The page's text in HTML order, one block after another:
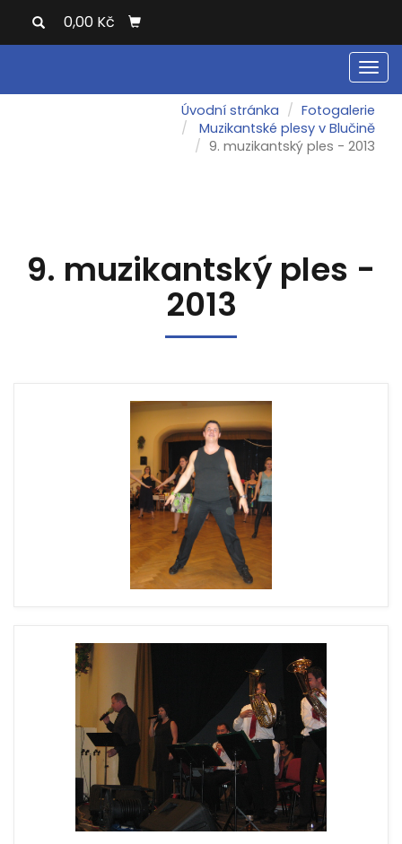
0,00 Kč
Úvodní stránka
Fotogalerie
Muzikantské plesy v Blučině
9. muzikantský ples - 2013
9. muzikantský ples -
2013